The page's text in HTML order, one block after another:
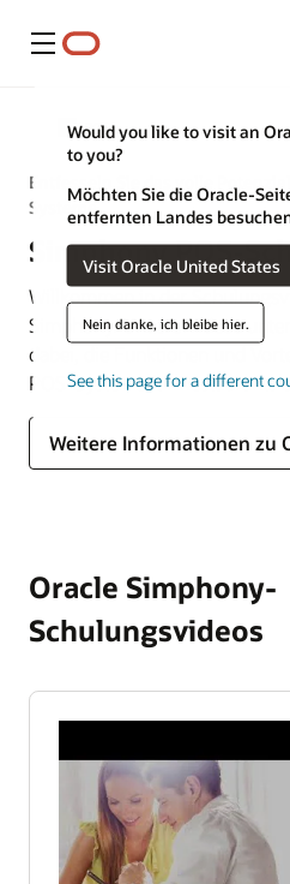
Menü
Would you like to visit an
to you?
Möchten Sie die Oracle-
entfernten Landes
Visit Oracle United States
Nein danke, ich bleibe hier.
See this page for a different
MICROS
Entfesseln Sie das volle
Systeme
Simphony POS-
Willkommen in der
Simphony. Unsere Videos
dabei, die Funktionen und
POS-Systeme für Restaurants
Weitere Informationen zu
Oracle Simphony-
Schulungsvideos